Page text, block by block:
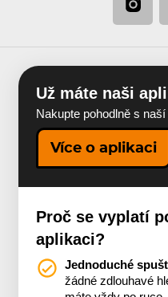
Už máte naši
Nakupte pohodlně s
Více o aplikaci
Proč se vyplatí
aplikaci?
Jednoduché
žádné zdlouhavé